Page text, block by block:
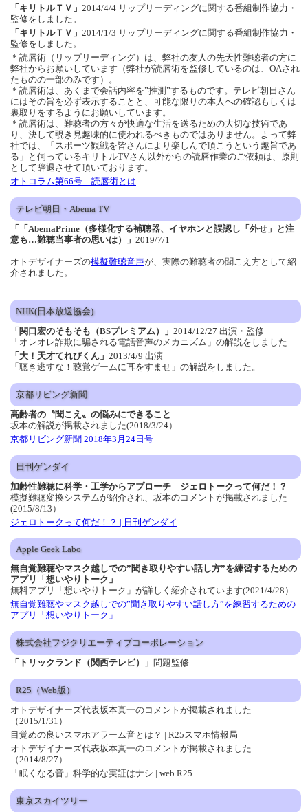
「キリトルＴＶ」 2014/4/4 リップリーディングに関する番組制作協力・
監修をしました。
「キリトルＴＶ」 2014/1/3 リップリーディングに関する番組制作協力・
監修をしました。
＊読唇術（リップリーディング）は、弊社の友人の先天性難聴者の方に
弊社からお願いしています（弊社が読唇術を監修しているのは、OAされ
たものの一部のみです）。
＊読唇術は、あくまで会話内容を”推測”するものです。テレビ朝日さん
にはその旨を必ず表示することと、可能な限りの本人への確認もしくは
裏取りをするようにお願いしています。
＊読唇術は、難聴者の方々が快適な生活を送るための大切な技術であ
り、決して覗き見趣味的に使われるべきものではありません。よって弊
社では、「スポーツ観戦を皆さんにより楽しんで頂こうという趣旨であ
る」と伺っているキリトルTVさん以外からの読唇作業のご依頼は、原則
として辞退させて頂いております。
オトコラム第66号 読唇術とは
テレビ朝日・Abema TV
「「AbemaPrime（多様化する補聴器、イヤホンと誤認し「外せ」と注
意も…難聴当事者の思いは）」 2019/7/1
オトデザイナーズの模擬難聴音声が、実際の難聴者の聞こえ方として紹
介されました。
NHK(日本放送協会)
「関口宏のそもそも（BSプレミアム）」 2014/12/27 出演・監修
「オレオレ詐欺に騙される電話音声のメカニズム」の解説をしました
「大！天才てれびくん」 2013/4/9 出演
「聴き逃すな！聴覚ゲームに耳をすませ」の解説をしました。
京都リビング新聞
高齢者の〝聞こえ〟の悩みにできること
坂本の解説が掲載されました(2018/3/24）
京都リビング新聞 2018年3月24日号
日刊ゲンダイ
加齢性難聴に科学・工学からアプローチ ジェロトークって何だ！？
模擬難聴変換システムが紹介され、坂本のコメントが掲載されました
(2015/8/13）
ジェロトークって何だ！？ | 日刊ゲンダイ
Apple Geek Labo
無自覚難聴やマスク越しでの”聞き取りやすい話し方”を練習するための
アプリ「想いやりトーク」
無料アプリ「想いやりトーク」が詳しく紹介されています(2021/4/28）
無自覚難聴やマスク越しでの”聞き取りやすい話し方”を練習するための
アプリ「想いやりトーク」
株式会社フジクリエーティブコーポレーション
「トリックランド（関西テレビ）」 問題監修
R25（Web版）
オトデザイナーズ代表坂本真一のコメントが掲載されました
（2015/1/31）
目覚めの良いスマホアラーム音とは？ | R25スマホ情報局
オトデザイナーズ代表坂本真一のコメントが掲載されました
（2014/8/27）
「眠くなる音」科学的な実証はナシ | web R25
東京スカイツリー